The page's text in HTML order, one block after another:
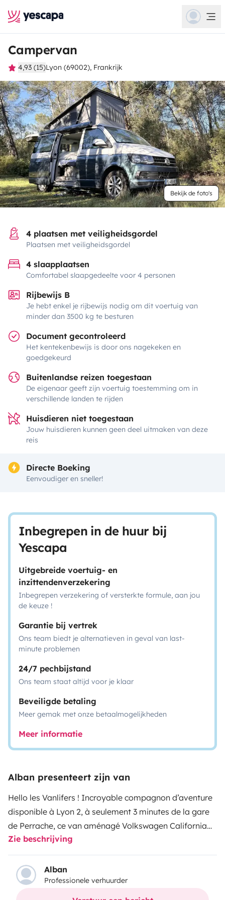
Campervan
4,93 (15)Lyon (69002), Frankrijk
Bekijk de foto's
4 plaatsen met veiligheidsgordel
Plaatsen met veiligheidsgordel
4 slaapplaatsen
Comfortabel slaapgedeelte voor 4 personen
Rijbewijs B
Je hebt enkel je rijbewijs nodig om dit voertuig van
minder dan 3500 kg te besturen
Document gecontroleerd
Het kentekenbewijs is door ons nagekeken en
goedgekeurd
Buitenlandse reizen toegestaan
De eigenaar geeft zijn voertuig toestemming om in
verschillende landen te rijden
Huisdieren niet toegestaan
Jouw huisdieren kunnen geen deel uitmaken van deze
reis
Directe Boeking
Eenvoudiger en sneller!
Inbegrepen in de huur bij
Yescapa
Uitgebreide voertuig- en
inzittendenverzekering
Inbegrepen verzekering of versterkte formule, aan jou
de keuze !
Garantie bij vertrek
Ons team biedt je alternatieven in geval van last-
minute problemen
24/7 pechbijstand
Ons team staat altijd voor je klaar
Beveiligde betaling
Meer gemak met onze betaalmogelijkheden
Meer informatie
Alban presenteert zijn van
Hello les Vanlifers ! Incroyable compagnon d’aventure
disponible à Lyon 2, à seulement 3 minutes de la gare
de Perrache, ce van aménagé Volkswagen California
T6 COAST vous offre tout le confort nécessaire pour
partir à l’aventure en toute liberté.Une place de
parking sécurisé peut être mise à disposition pour
votre véhicule.Ce van dispose de 4 places assises et 4
couchages, idéal pour un road trip en couple, en famille
Zie beschrijving
Alban
Professionele verhuurder